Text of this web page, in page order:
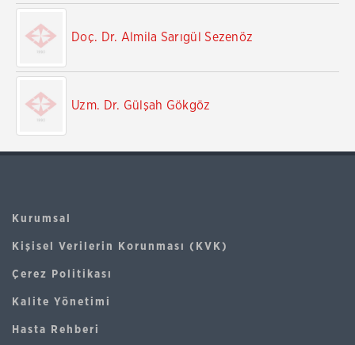
Doç. Dr. Almila Sarıgül Sezenöz
Uzm. Dr. Gülşah Gökgöz
Kurumsal
Kişisel Verilerin Korunması (KVK)
Çerez Politikası
Kalite Yönetimi
Hasta Rehberi